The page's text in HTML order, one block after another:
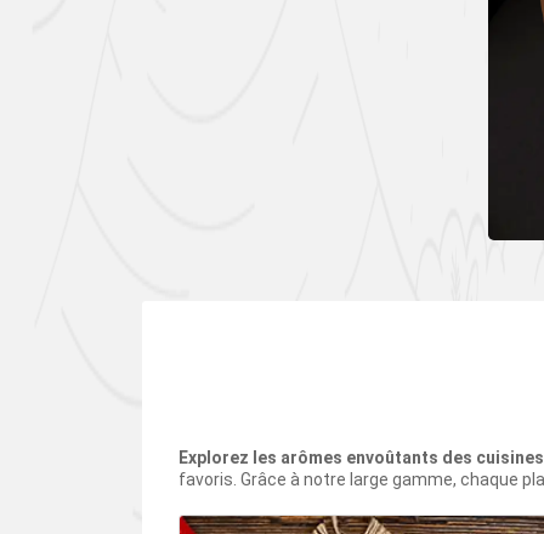
Explorez les arômes envoûtants des
favoris. Grâce à notre large gamme, chaque